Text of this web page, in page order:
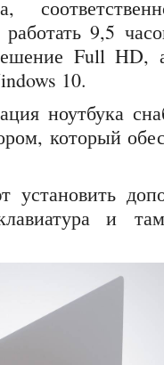
работать 9,5
Full HD,
10.
ноутбука
который
установить
и